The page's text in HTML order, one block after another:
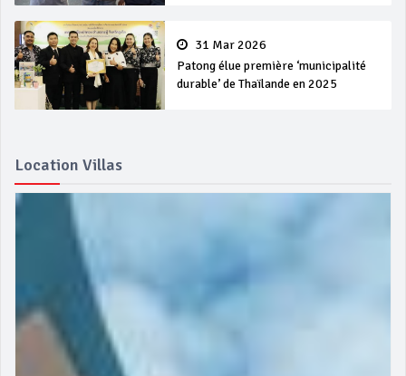
31 Mar 2026
Patong élue première ‘municipalité
durable’ de Thaïlande en 2025
Location Villas